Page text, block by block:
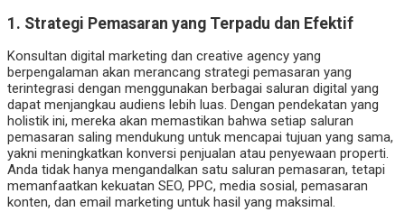
1. Strategi Pemasaran yang Terpadu dan Efektif
Konsultan digital marketing dan creative agency yang
berpengalaman akan merancang strategi pemasaran yang
terintegrasi dengan menggunakan berbagai saluran digital yang
dapat menjangkau audiens lebih luas. Dengan pendekatan yang
holistik ini, mereka akan memastikan bahwa setiap saluran
pemasaran saling mendukung untuk mencapai tujuan yang sama,
yakni meningkatkan konversi penjualan atau penyewaan properti.
Anda tidak hanya mengandalkan satu saluran pemasaran, tetapi
memanfaatkan kekuatan SEO, PPC, media sosial, pemasaran
konten, dan email marketing untuk hasil yang maksimal.